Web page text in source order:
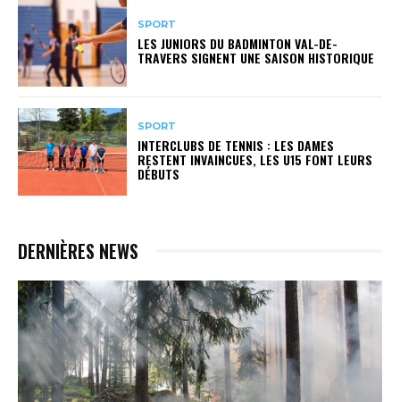
SPORT
LES JUNIORS DU BADMINTON VAL-DE-
TRAVERS SIGNENT UNE SAISON HISTORIQUE
SPORT
INTERCLUBS DE TENNIS : LES DAMES
RESTENT INVAINCUES, LES U15 FONT LEURS
DÉBUTS
DERNIÈRES NEWS